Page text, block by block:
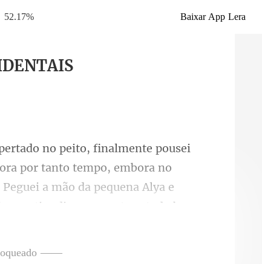
52.17% Baixar App Lera
por tanto tempo, embora no
a mão da pequena Alya e
——